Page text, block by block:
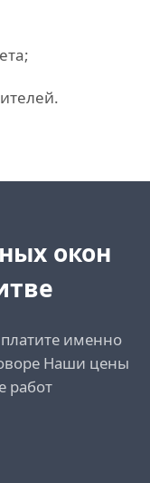
окон
именно
Наши цены
работ